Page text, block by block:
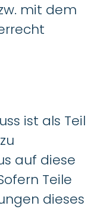
mit dem
ist als Teil
auf diese
Teile
dieses